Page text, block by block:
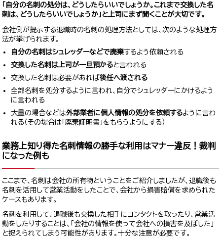
「自分の名刺の処分は、どうしたらいいでしょうか。これまで交換した名
刺は、どうしたらいいでしょうか」と上司にまず聞くことが大切です。
会社側が提示する退職時の名刺の処理方法としては、次のような処理方
法が挙げられます。
自分の名刺はシュレッダーなどで廃棄するよう依頼される
交換した名刺は上司が一旦預かると言われる
交換した名刺は必要があれば後任へ渡される
全部名刺を処分するように言われ、自分でシュレッダーにかけるよう
に言われる
大量の場合などは外部業者に個人情報の処分を依頼するように言わ
れる（その場合は「廃棄証明書」をもらうようにする）
業務上知り得た名刺情報の勝手な利用はマナー違反！裁判
になった例も
ここまで、名刺は会社の所有物ということをご紹介しましたが、退職後も
名刺を活用して営業活動をしたことで、会社から損害賠償を求められた
ケースもあります。
名刺を利用して、退職後も交換した相手にコンタクトを取ったり、営業活
動をしたりすることは、「会社の情報を使って会社への損害を及ぼした」
と捉えられてしまう可能性があります。十分な注意が必要です。